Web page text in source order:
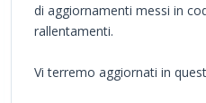
di aggiornamenti messi in
rallentamenti.
Vi terremo aggiornati in